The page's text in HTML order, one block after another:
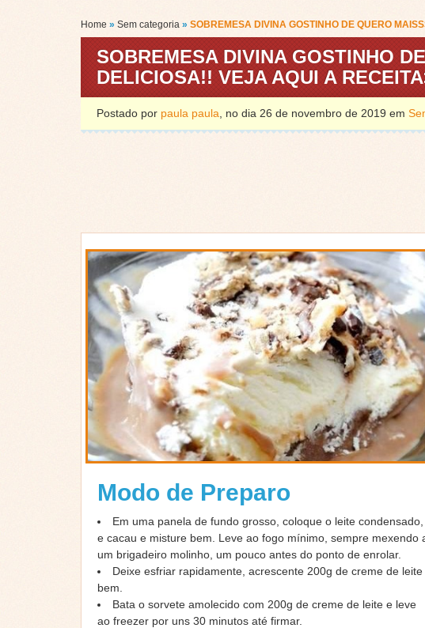
Home » Sem categoria » SOBREMESA DIVINA GOSTINHO DE QUERO
SOBREMESA DIVINA GOSTINHO
DELICIOSA!! VEJA AQUI A
Postado por paula paula, no dia 26 de novembro de 2019 em
Modo de Preparo
Em uma panela de fundo grosso, coloque o leite
e cacau e misture bem. Leve ao fogo mínimo, sempre mexendo
um brigadeiro molinho, um pouco antes do ponto de enrolar.
Deixe esfriar rapidamente, acrescente 200g de creme de
bem.
Bata o sorvete amolecido com 200g de creme de leite e leve
ao freezer por uns 30 minutos até firmar.